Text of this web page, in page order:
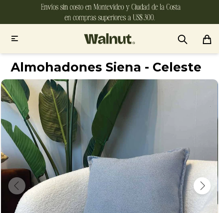

Almohadones Siena - Celeste